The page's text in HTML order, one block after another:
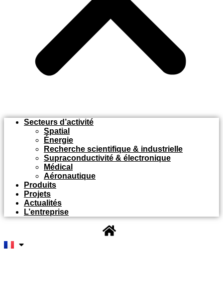
Secteurs d’activité
Spatial
Énergie
Recherche scientifique & industrielle
Supraconductivité & électronique
Médical
Aéronautique
Produits
Projets
Actualités
L’entreprise